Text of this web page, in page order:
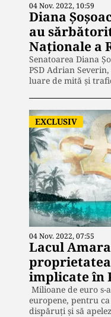
04 Nov. 2022, 10:59
Diana
au
Naționale a
Senatoarea Diana
PSD Adrian
luare de mită și
EXCLUSIV
04 Nov. 2022, 07:55
Lacul
implicate în
Milioane de euro
europene, pentru
dispăruți și să